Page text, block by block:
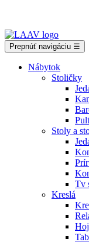
Prepnúť navigáciu ☰
Nábytok
Stoličky
Stoly a
Tv
Kreslá